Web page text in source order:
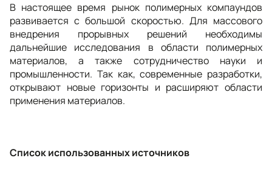
В настоящее время рынок полимерных компаундов
развивается с большой скоростью. Для массового
внедрения прорывных решений необходимы
дальнейшие исследования в области полимерных
материалов, а также сотрудничество науки и
промышленности. Так как, современные разработки,
открывают новые горизонты и расширяют области
применения материалов.
Список использованных источников